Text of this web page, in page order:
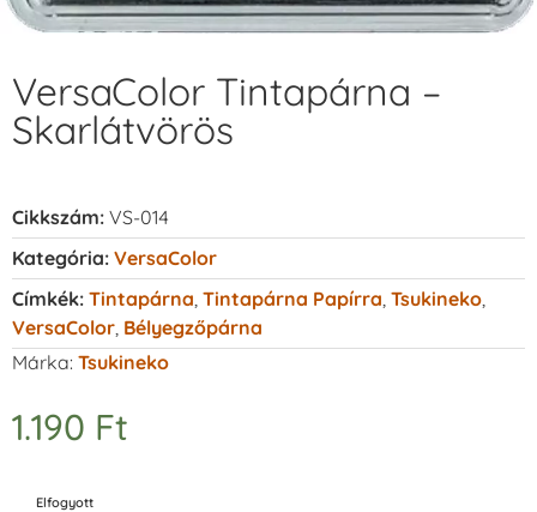
VersaColor Tintapárna –
Skarlátvörös
Cikkszám: VS-014
Kategória: VersaColor
Címkék: Tintapárna, Tintapárna Papírra, Tsukineko,
VersaColor, Bélyegzőpárna
Márka: Tsukineko
1.190 Ft
Elfogyott